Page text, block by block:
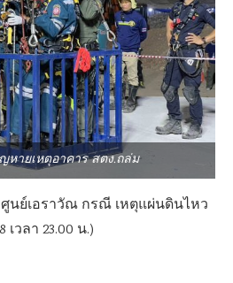
หายเหตุอาคาร สตง.ถล่ม
นย์เอราวัณ กรณี เหตุแผ่นดินไหว
วลา 23.00 น.)